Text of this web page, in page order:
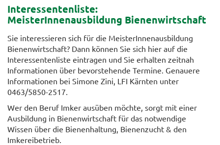
Interessentenliste:
MeisterInnenausbildung Bienenwirtschaft
Sie interessieren sich für die MeisterInnenausbildung
Bienenwirtschaft? Dann können Sie sich hier auf die
Interessentenliste eintragen und Sie erhalten zeitnah
Informationen über bevorstehende Termine. Genauere
Informationen bei Simone Zini, LFI Kärnten unter
0463/5850-251 7.
Wer den Beruf Imker ausüben möchte, sorgt mit einer
Ausbildung in Bienenwirtschaft für das notwendige
Wissen über die Bienenhaltung, Bienenzucht & den
Imkereibetrieb.